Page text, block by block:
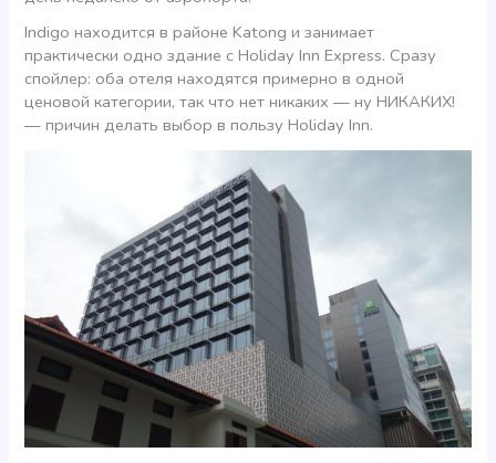
Indigo находится в районе Katong и занимает
практически одно здание с Holiday Inn Express. Сразу
спойлер: оба отеля находятся примерно в одной
ценовой категории, так что нет никаких — ну НИКАКИХ!
— причин делать выбор в пользу Holiday Inn.